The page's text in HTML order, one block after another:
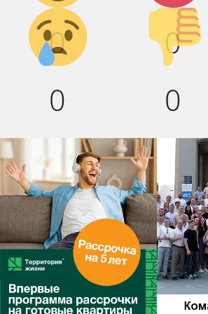
0
0
Грусть :(
0
Палец
вниз!
0